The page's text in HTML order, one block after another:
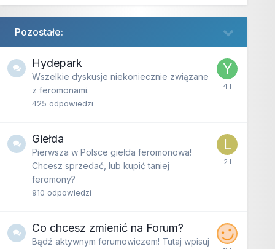
Pozostałe:
Hydepark
Wszelkie dyskusje niekoniecznie związane
z feromonami.
425 odpowiedzi
Giełda
Pierwsza w Polsce giełda feromonowa!
Chcesz sprzedać, lub kupić taniej
feromony?
910 odpowiedzi
Co chcesz zmienić na Forum?
Bądź aktywnym forumowiczem! Tutaj wpisuj